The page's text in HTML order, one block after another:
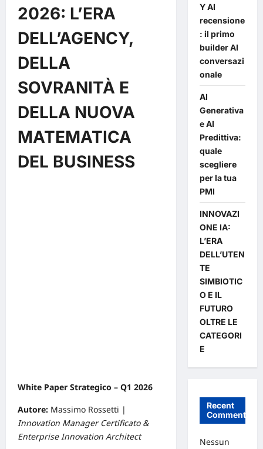
2026: L’ERA
DELL’AGENCY,
DELLA
SOVRANITÀ E
DELLA NUOVA
MATEMATICA
DEL BUSINESS
White Paper Strategico – Q1 2026
Autore: Massimo Rossetti |
Innovation ManagerCertificato &
EnterpriseInnovation Architect
Y AI
recensione
: il primo
builder AI
conversazi
onale
AI
Generativa
e AI
Predittiva:
quale
scegliere
per la tua
PMI
INNOVAZI
ONE IA:
L’ERA
DELL’UTEN
TE
SIMBIOTIC
O E IL
FUTURO
OLTRE LE
CATEGORI
E
Recent
Comments
Nessun